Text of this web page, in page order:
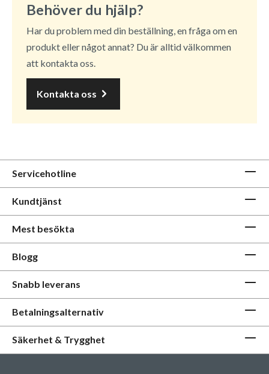
Behöver du hjälp?
Har du problem med din beställning, en fråga om en
produkt eller något annat? Du är alltid välkommen
att kontakta oss.
Kontakta oss
Servicehotline
Kundtjänst
Mest besökta
Blogg
Snabb leverans
Betalningsalternativ
Säkerhet & Trygghet